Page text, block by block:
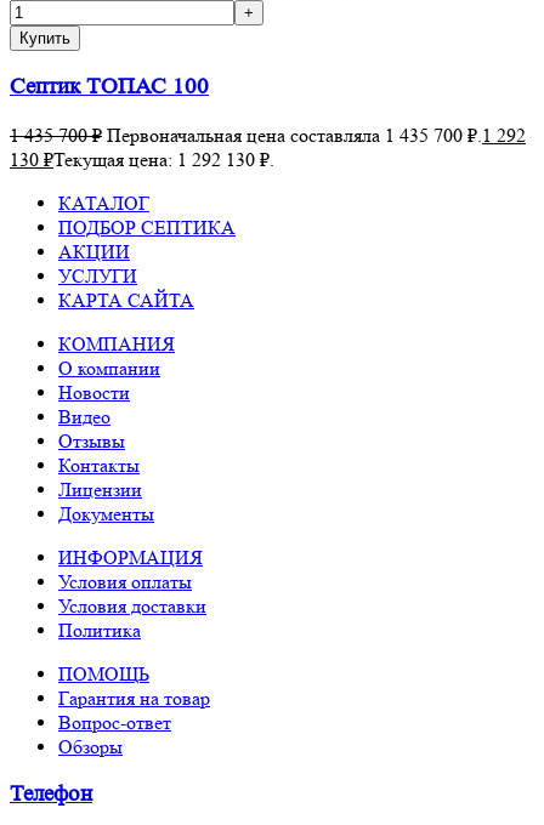
Купить
Септик ТОПАС 100
1 435 700₽ Первоначальная цена составляла 1 435 700 ₽. 1 292
130 ₽Текущая цена: 1 292 130 ₽.
КАТАЛОГ
ПОДБОР СЕПТИКА
АКЦИИ
УСЛУГИ
КАРТА САЙТА
КОМПАНИЯ
О компании
Новости
Видео
Отзывы
Контакты
Лицензии
Документы
ИНФОРМАЦИЯ
Условия оплаты
Условия доставки
Политика
ПОМОЩЬ
Гарантия на товар
Вопрос-ответ
Обзоры
Телефон